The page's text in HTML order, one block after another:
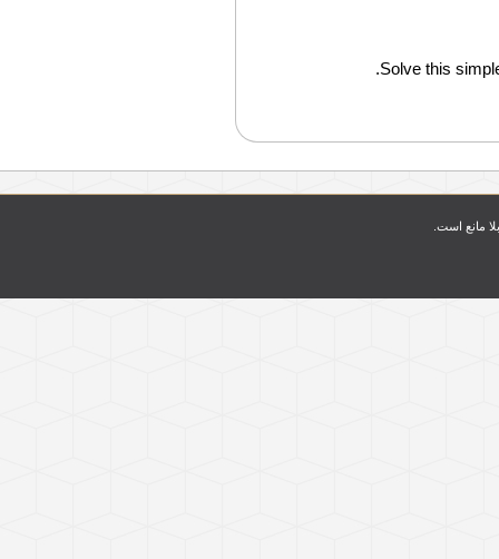
Solve this
مانع است.